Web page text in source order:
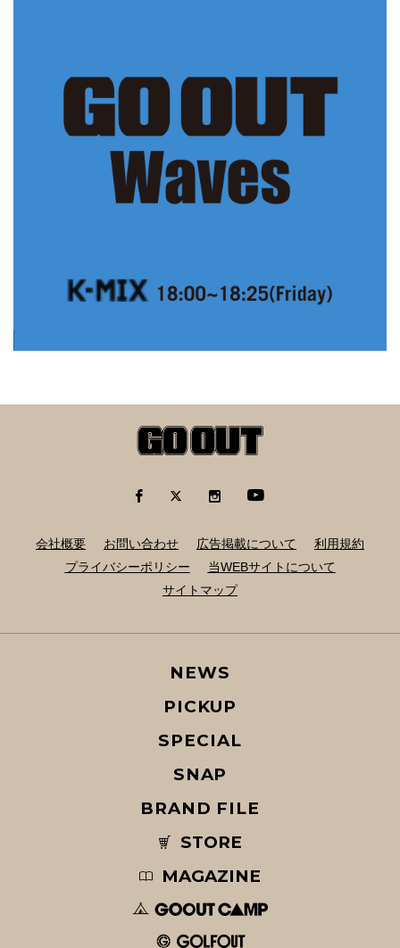
会社概要 お問い合わせ 広告掲載について
利用規約
プライバシーポリシー
当WEBサイトについて
サイトマップ
NEWS
PICKUP
SPECIAL
SNAP
BRAND FILE
STORE
MAGAZINE